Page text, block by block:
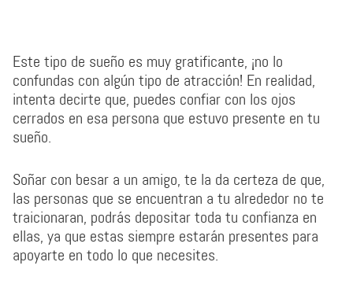
Este tipo de sueño es muy gratificante, ¡no lo
confundas con algún tipo de atracción! En realidad,
intenta decirte que, puedes confiar con los ojos
cerrados en esa persona que estuvo presente en tu
sueño.
Soñar con besar a un amigo, te la da certeza de que,
las personas que se encuentran a tu alrededor no te
traicionaran, podrás depositar toda tu confianza en
ellas, ya que estas siempre estarán presentes para
apoyarte en todo lo que necesites.